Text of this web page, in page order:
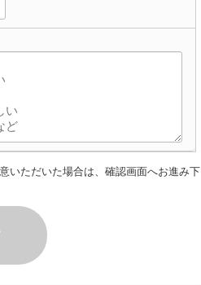
いただいた場合は、確認画面へお進み下